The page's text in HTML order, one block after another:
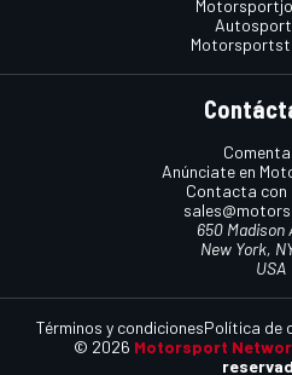
Anúnciate en
Contacta con
650 Madison
New York,
USA
© 2026 Motorsport
Términos y condicionesPolítica de